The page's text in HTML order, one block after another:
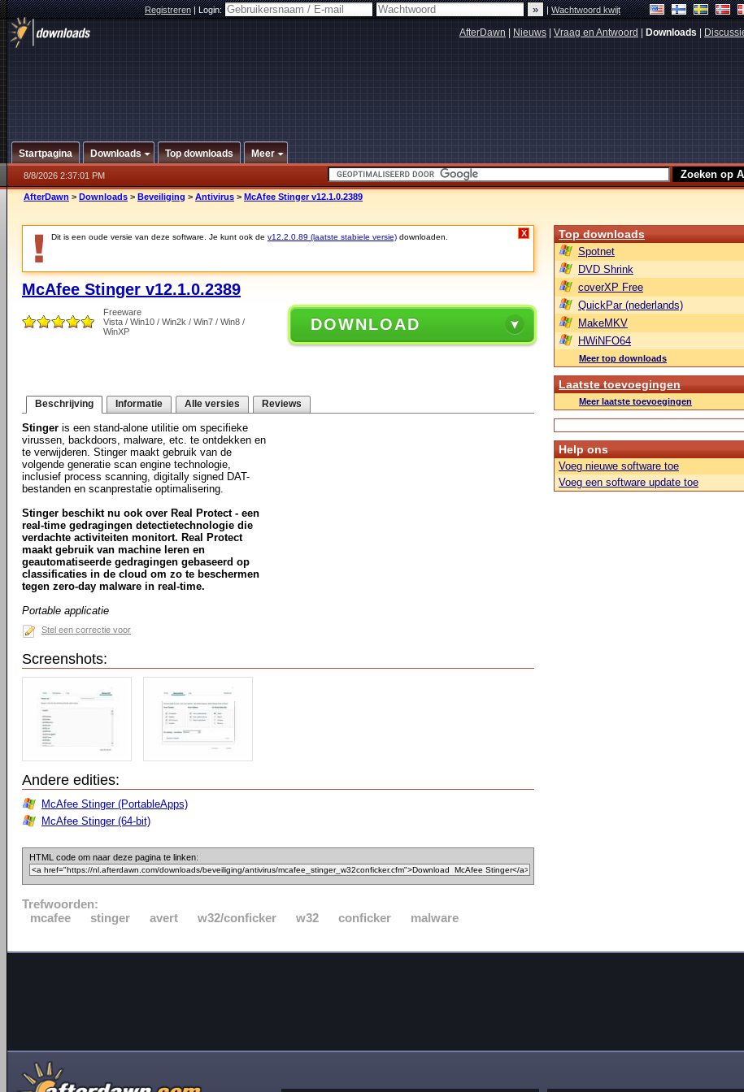
Registreren|Login: |Wachtwoord kwijt
AfterDawn Nieuws Vraag en Antwoord Downloads
Startpagina Downloads Top downloads Meer
8/8/2026 2:37:01 PM
AfterDawn > Downloads > Beveiliging > Antivirus > McAfee Stinger v12.1.0.2389
Dit is een oude versie van deze software. Je kunt ook de v12.2.0.89 (laatste stabiele versie) downloaden. X
McAfee Stinger v12.1.0.2389
Freeware
Vista / Win10 / Win2k / Win7 / Win8 /
WinXP
DOWNLOAD
Beschrijving Informatie Alle versies Reviews
Stinger is een stand-alone utilitie om specifieke
virussen, backdoors, malware, etc. te ontdekken en
te verwijderen. Stinger maakt gebruik van de
volgende generatie scan engine technologie,
inclusief process scanning, digitally signed DAT-
bestanden en scanprestatie optimalisering.
Stinger beschikt nu ook over Real Protect - een
real-time gedragingen detectietechnologie die
verdachte activiteiten monitort. Real Protect
maakt gebruik van machine leren en
geautomatiseerde gedragingen gebaseerd op
classificaties in de cloud om zo te beschermen
tegen zero-day malware in real-time.
Portable applicatie
Stel een correctie voor
Screenshots:
Andere edities:
McAfee Stinger (PortableApps)
McAfee Stinger (64-bit)
HTML code om naar deze pagina te linken:
Trefwoorden:
mcafee
stinger avert w32/conficker w32 conficker malware
Top downloads
Spotnet
DVD Shrink
coverXP Free
QuickPar (nederlands)
MakeMKV
HWiNFO64
Meer top downloads
Laatste toevoegingen
Meer laatste toevoegingen
Help ons
Voeg nieuwe software toe
Voeg een software update toe